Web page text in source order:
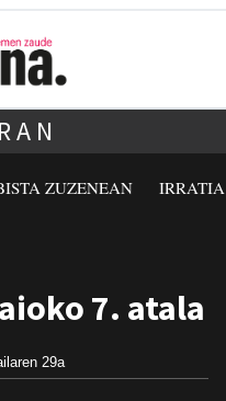
ZUZENEAN
7. atala
29a